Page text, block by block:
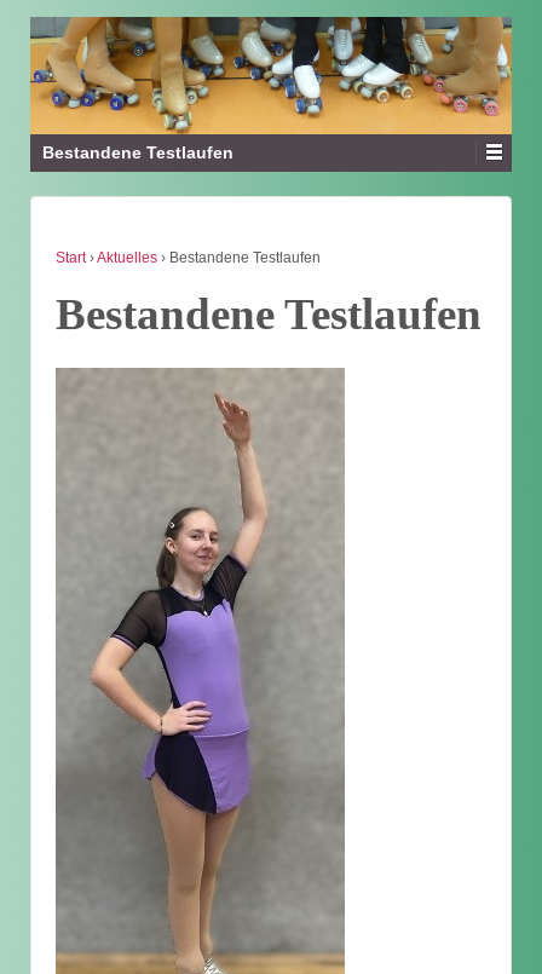
Bestandene Testlaufen
Start ›Aktuelles › Bestandene Testlaufen
Bestandene Testlaufen